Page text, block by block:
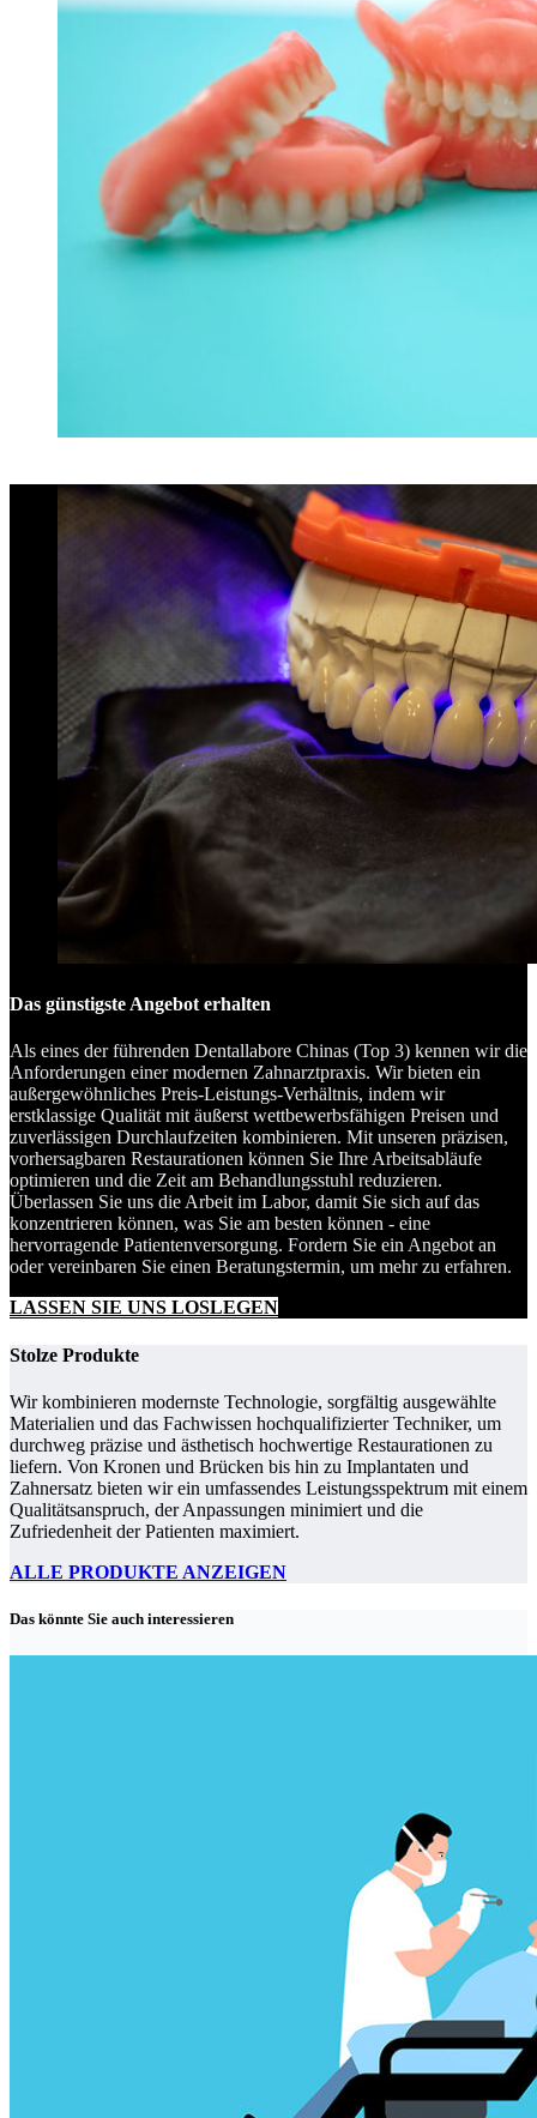
Das günstigste Angebot erhalten
Als eines der führenden Dentallabore Chinas (Top 3) kennen wir die
Anforderungen einer modernen Zahnarztpraxis. Wir bieten ein
außergewöhnliches Preis-Leistungs-Verhältnis, indem wir
erstklassige Qualität mit äußerst wettbewerbsfähigen Preisen und
zuverlässigen Durchlaufzeiten kombinieren. Mit unseren präzisen,
vorhersagbaren Restaurationen können Sie Ihre Arbeitsabläufe
optimieren und die Zeit am Behandlungsstuhl reduzieren.
Überlassen Sie uns die Arbeit im Labor, damit Sie sich auf das
konzentrieren können, was Sie am besten können - eine
hervorragende Patientenversorgung. Fordern Sie ein Angebot an
oder vereinbaren Sie einen Beratungstermin, um mehr zu erfahren.
LASSEN SIE UNS LOSLEGEN
Stolze Produkte
Wir kombinieren modernste Technologie, sorgfältig ausgewählte
Materialien und das Fachwissen hochqualifizierter Techniker, um
durchweg präzise und ästhetisch hochwertige Restaurationen zu
liefern. Von Kronen und Brücken bis hin zu Implantaten und
Zahnersatz bieten wir ein umfassendes Leistungsspektrum mit einem
Qualitätsanspruch, der Anpassungen minimiert und die
Zufriedenheit der Patienten maximiert.
ALLE PRODUKTE ANZEIGEN
Das könnte Sie auch interessieren